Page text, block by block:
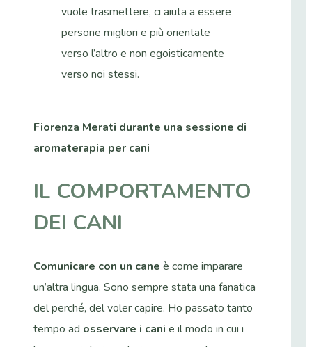
vuole trasmettere, ci aiuta a essere
persone migliori e più orientate
verso l’altro e non egoisticamente
verso noi stessi.
Fiorenza Merati durante una sessione di
aromaterapia per cani
IL COMPORTAMENTO
DEI CANI
Comunicare con un cane è come imparare
un’altra lingua. Sono sempre stata una fanatica
del perché, del voler capire. Ho passato tanto
tempo ad osservare i cani e il modo in cui i